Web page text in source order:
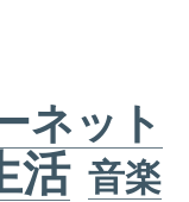
ネット
活 音楽